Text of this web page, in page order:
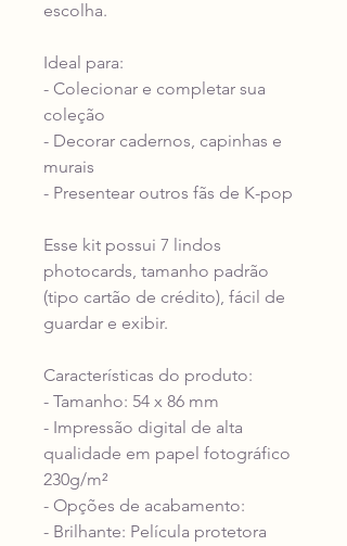
escolha.
Ideal para:
- Colecionar e completar sua
coleção
- Decorar cadernos, capinhas e
murais
- Presentear outros fãs de K-pop
Esse kit possui 7 lindos
photocards, tamanho padrão
(tipo cartão de crédito), fácil de
guardar e exibir.
Características do produto:
- Tamanho: 54 x 86 mm
- Impressão digital de alta
qualidade em papel fotográfico
230g/m²
- Opções de acabamento:
- Brilhante: Película protetora